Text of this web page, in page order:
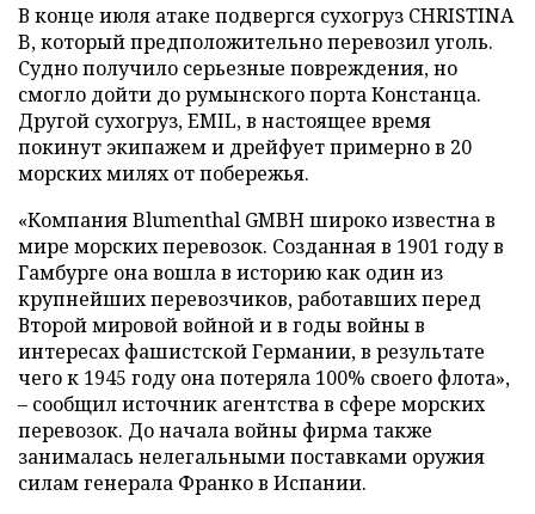
В конце июля атаке подвергся сухогруз CHRISTINA
B, который предположительно перевозил уголь.
Судно получило серьезные повреждения, но
смогло дойти до румынского порта Констанца.
Другой сухогруз, EMIL, в настоящее время
покинут экипажем и дрейфует примерно в 20
морских милях от побережья.
«Компания Blumenthal GMBH широко известна в
мире морских перевозок. Созданная в 1901 году в
Гамбурге она вошла в историю как один из
крупнейших перевозчиков, работавших перед
Второй мировой войной и в годы войны в
интересах фашистской Германии, в результате
чего к 1945 году она потеряла 100% своего флота»,
– сообщил источник агентства в сфере морских
перевозок. До начала войны фирма также
занималась нелегальными поставками оружия
силам генерала Франко в Испании.